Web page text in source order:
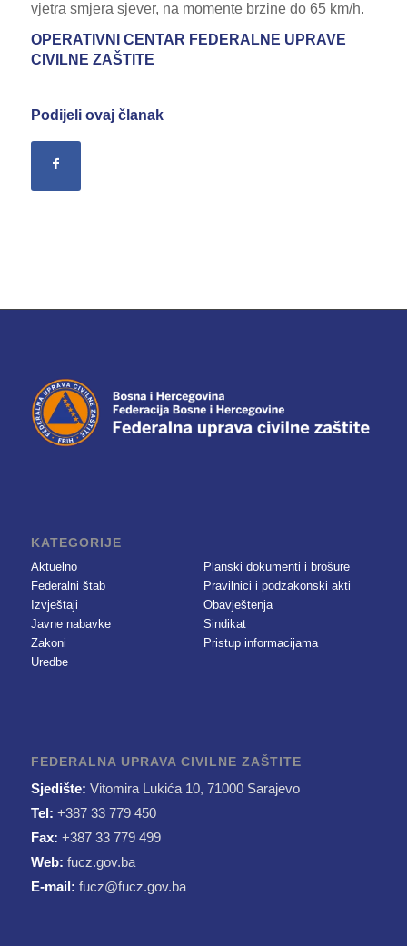
vjetra smjera sjever, na momente brzine do 65 km/h.
OPERATIVNI CENTAR FEDERALNE UPRAVE
CIVILNE ZAŠTITE
Podijeli ovaj članak
KATEGORIJE
Aktuelno
Federalni štab
Izvještaji
Javne nabavke
Zakoni
Uredbe
Planski dokumenti i brošure
Pravilnici i podzakonski akti
Obavještenja
Sindikat
Pristup informacijama
FEDERALNA UPRAVA CIVILNE ZAŠTITE
Sjedište: Vitomira Lukića 10, 71000 Sarajevo
Tel: +387 33 779 450
Fax: +387 33 779 499
Web: fucz.gov.ba
E-mail: fucz@fucz.gov.ba